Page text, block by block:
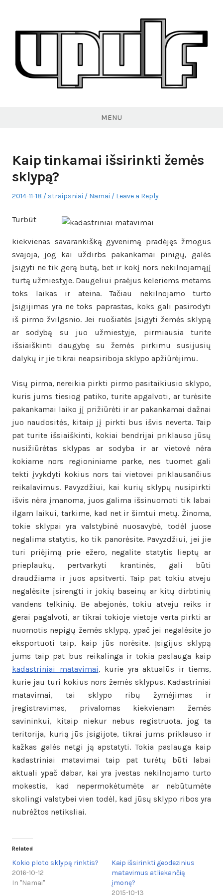
content
MENU
Kaip tinkamai išsirinkti žemės
sklypą?
Posted
2014-11-18 Author
straipsniai
Posted
Namai Leave a Reply
Turbūt
kiekvienas savarankišką gyvenimą pradėjęs žmogus
svajoja, jog kai uždirbs pakankamai pinigų, galės
įsigyti ne tik gerą butą, bet ir kokį nors nekilnojamąjį
turtą užmiestyje. Daugeliui praėjus keleriems metams
toks laikas ir ateina. Tačiau nekilnojamo turto
įsigijimas yra ne toks paprastas, koks gali pasirodyti
iš pirmo žvilgsnio. Jei ruošiatės įsigyti žemės sklypą
ar sodybą su juo užmiestyje, pirmiausia turite
išsiaiškinti daugybę su žemės pirkimu susijusių
dalykų ir jie tikrai neapsiriboja sklypo apžiūrėjimu.
Visų pirma, nereikia pirkti pirmo pasitaikiusio sklypo,
kuris jums tiesiog patiko, turite apgalvoti, ar turėsite
pakankamai laiko jį prižiūrėti ir ar pakankamai dažnai
juo naudositės, kitaip jį pirkti bus išvis neverta. Taip
pat turite išsiaiškinti, kokiai bendrijai priklauso jūsų
nusižiūrėtas sklypas ar sodyba ir ar vietovė nėra
kokiame nors regioniniame parke, nes tuomet gali
tekti įvykdyti kokius nors tai vietovei priklausančius
reikalavimus. Pavyzdžiui, kai kurių sklypų nusipirkti
išvis nėra įmanoma, juos galima išsinuomoti tik labai
ilgam laikui, tarkime, kad net ir šimtui metų. Žinoma,
tokie sklypai yra valstybinė nuosavybė, todėl juose
negalima statytis, ko tik panorėsite. Pavyzdžiui, jei jie
turi priėjimą prie ežero, negalite statytis lieptų ar
prieplaukų, pertvarkyti krantinės, gali būti
draudžiama ir juos apsitverti. Taip pat tokiu atveju
negalėsite įsirengti ir jokių baseinų ar kitų dirbtinių
vandens telkinių. Be abejonės, tokiu atveju reiks ir
gerai pagalvoti, ar tikrai tokioje vietoje verta pirkti ar
nuomotis nepigų žemės sklypą, ypač jei negalėsite jo
eksportuoti taip, kaip jūs norėsite. Įsigijus sklypą
jums taip pat bus reikalinga ir tokia paslauga kaip
kadastriniai matavimai, kurie yra aktualūs ir tiems,
kurie jau turi kokius nors žemės sklypus. Kadastriniai
matavimai, tai sklypo ribų žymėjimas ir
įregistravimas, privalomas kiekvienam žemės
savininkui, kitaip niekur nebus registruota, jog ta
teritorija, kurią jūs įsigijote, tikrai jums priklauso ir
kažkas galės netgi ją apstatyti. Tokia paslauga kaip
kadastriniai matavimai taip pat turėtų būti labai
aktuali ypač dabar, kai yra įvestas nekilnojamo turto
mokestis, kad nepermokėtumėte ar nebūtumėte
skolingi valstybei vien todėl, kad jūsų sklypo ribos yra
nubrėžtos netiksliai.
Related
Kokio ploto sklypą rinktis?
2016-10-12
In "Namai"
Kaip išsirinkti geodezinius
matavimus atliekančią
įmonę?
2015-10-13